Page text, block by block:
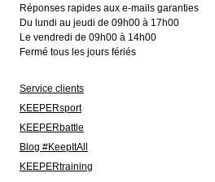
Réponses rapides aux e-mails garanties
Du lundi au jeudi de 09h00 à 17h00
Le vendredi de 09h00 à 14h00
Fermé tous les jours fériés
Service clients
KEEPERsport
KEEPERbattle
Blog #KeepItAll
KEEPERtraining